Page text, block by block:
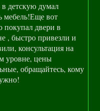
в детскую думал
мебель!Еще вот
покупал двери в
, быстро привезли и
консультация на
уровне, цены
обращайтесь, кому